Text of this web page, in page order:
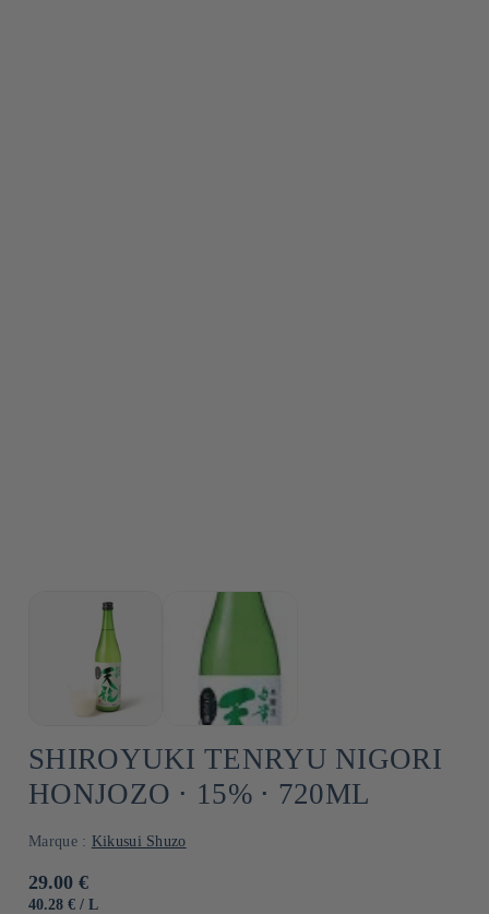
SHIROYUKI TENRYU NIGORI
HONJOZO ⋅ 15% ⋅ 720ML
Marque : Kikusui Shuzo
Prix
habituel
29.00 €
PRIX
40.28 € / PAR
L